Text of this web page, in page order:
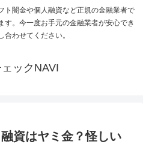
ト闇金や個人融資など正規の金融業者で
す。今一度お手元の金融業者が安心でき
合わせてください。
ックNAVI
資はヤミ金？怪しい